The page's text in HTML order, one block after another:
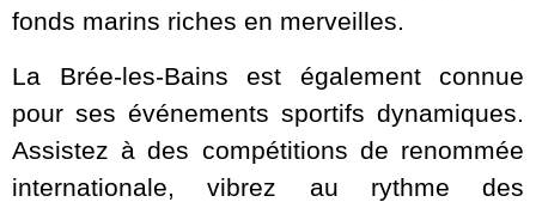
fonds marins riches en merveilles.
La Brée-les-Bains est également connue
pour ses événements sportifs dynamiques.
Assistez à des compétitions de renommée
internationale, vibrez au rythme des